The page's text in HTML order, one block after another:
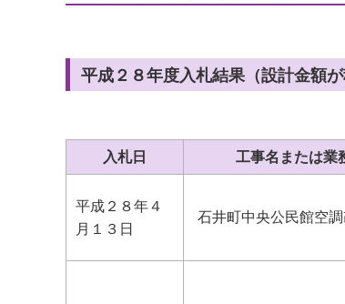
平成２８年度入札結果（設計金額
入札日 工事名または業
平成２８年４
月１３日
石井町中央公民館空